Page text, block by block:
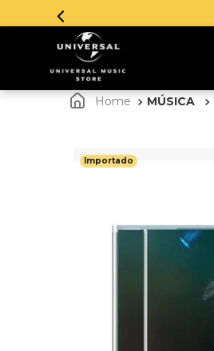
juros. Aproveite!
MÚSICA
Importado